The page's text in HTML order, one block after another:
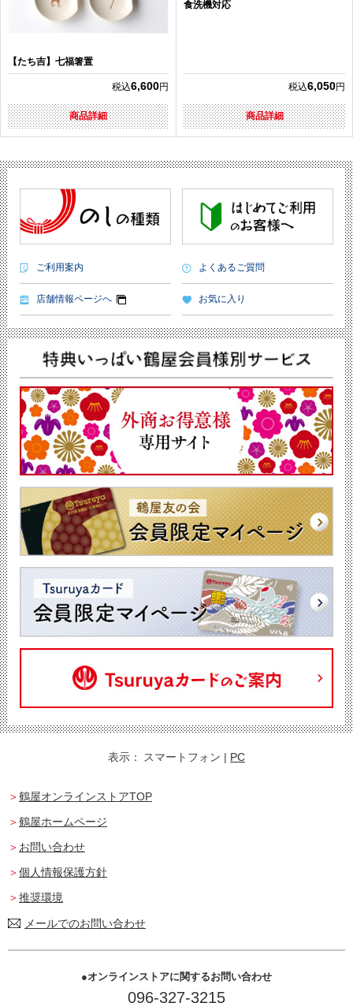
【たち吉】七福箸置
税込6,600円
商品詳細
食洗機対応
税込6,050円
商品詳細
ご利用案内 よくあるご質問
店舗情報ページへ お気に入り
表示： スマートフォン | PC
鶴屋オンラインストアTOP
鶴屋ホームページ
お問い合わせ
個人情報保護方針
推奨環境
メールでのお問い合わせ
オンラインストアに関するお問い合わせ
096-327-3215